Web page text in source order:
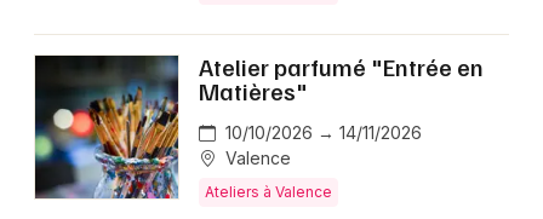
Atelier parfumé "Entrée en
Matières"
10/10/2026 → 14/11/2026
Valence
Ateliers à Valence